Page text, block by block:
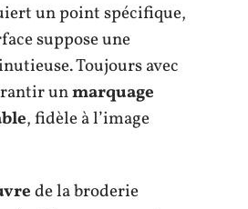
un point spécifique,
suppose une
Toujours avec
unmarquage
, fidèle à l’image
de la broderie